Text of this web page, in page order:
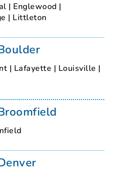
| Englewood |
| Littleton
| Lafayette | Louisville |